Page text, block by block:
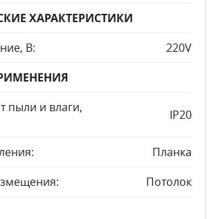
ХАРАКТЕРИСТИКИ
В:
220V
пыли и влаги,
IP20
Планка
Потолок